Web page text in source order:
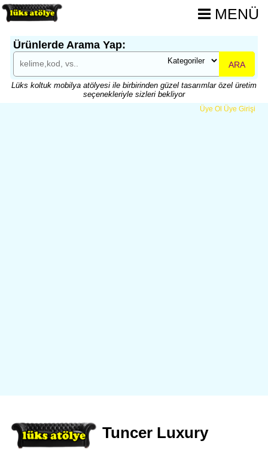
MENÜ
Ürünlerde Arama Yap:
ARA
Lüks koltuk mobilya atölyesi ile birbirinden güzel tasarımlar özel üretim
seçenekleriyle sizleri bekliyor
Üye Ol Üye Girişi
Tuncer Luxury